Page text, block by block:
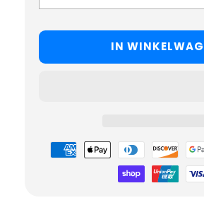
IN
Betaalmethoden